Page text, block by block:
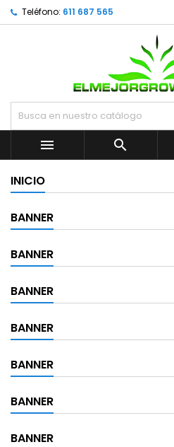
Teléfono: 611 687 565


INICIO
BANNER
BANNER
BANNER
BANNER
BANNER
BANNER
BANNER